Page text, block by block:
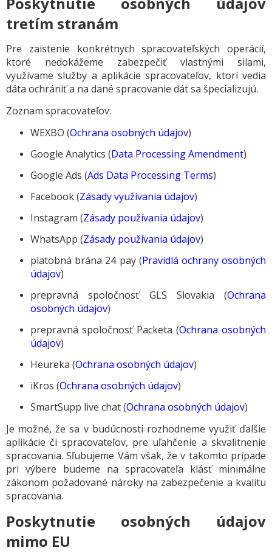
tretím stranám
Pre zaistenie konkrétnych spracovateľských operácií,
ktoré nedokážeme zabezpečiť vlastnými silami,
využívame služby a aplikácie spracovateľov, ktorí vedia
dáta ochrániť a na dané spracovanie dát sa špecializujú.
Zoznam spracovateľov:
WEXBO (Ochrana osobných údajov)
Google Analytics (Data Processing Amendment)
Google Ads (Ads Data Processing Terms)
Facebook (Zásady využívania údajov)
Instagram (Zásady používania údajov)
WhatsApp (Zásady používania údajov)
platobná brána 24 pay (Pravidlá ochrany osobných
údajov)
prepravná spoločnosť GLS Slovakia (Ochrana
osobných údajov)
prepravná spoločnosť Packeta (Ochrana osobných
údajov)
Heureka (Ochrana osobných údajov)
iKros (Ochrana osobných údajov)
SmartSupp live chat (Ochrana osobných údajov)
Je možné, že sa v budúcnosti rozhodneme využiť ďalšie
aplikácie či spracovateľov, pre uľahčenie a skvalitnenie
spracovania. Sľubujeme Vám však, že v takomto prípade
pri výbere budeme na spracovateľa klásť minimálne
zákonom požadované nároky na zabezpečenie a kvalitu
spracovania.
Poskytnutie osobných údajov
mimo EU